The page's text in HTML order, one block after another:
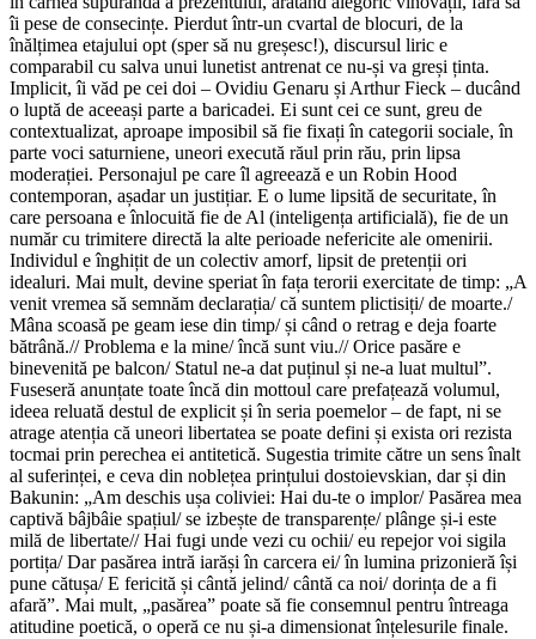
îi pese de consecințe. Pierdut într-un cvartal de blocuri, de la
înălțimea etajului opt (sper să nu greșesc!), discursul liric e
comparabil cu salva unui lunetist antrenat ce nu-și va greși ținta.
Implicit, îi văd pe cei doi – Ovidiu Genaru și Arthur Fieck – ducând
o luptă de aceeași parte a baricadei. Ei sunt cei ce sunt, greu de
contextualizat, aproape imposibil să fie fixați în categorii sociale, în
parte voci saturniene, uneori execută răul prin rău, prin lipsa
moderației. Personajul pe care îl agreează e un Robin Hood
contemporan, așadar un justițiar. E o lume lipsită de securitate, în
care persoana e înlocuită fie de Al (inteligența artificială), fie de un
număr cu trimitere directă la alte perioade nefericite ale omenirii.
Individul e înghițit de un colectiv amorf, lipsit de pretenții ori
idealuri. Mai mult, devine speriat în fața terorii exercitate de timp: „A
venit vre­mea să semnăm declarația/ că suntem plictisiți/ de moarte./
Mâna scoasă pe geam iese din timp/ și când o retrag e deja foarte
bătrână.// Problema e la mine/ încă sunt viu.// Orice pasăre e
binevenită pe balcon/ Statul ne-a dat puținul și ne-a luat multul”.
Fuseseră anunțate toate încă din mottoul care prefațează volumul,
ideea reluată destul de explicit și în seria poemelor – de fapt, ni se
atrage atenția că uneori libertatea se poate defini și exista ori rezista
tocmai prin perechea ei antitetică. Sugestia trimite către un sens înalt
al suferinței, e ceva din noblețea prințului dostoievskian, dar și din
Bakunin: „Am deschis ușa coliviei: Hai du-te o implor/ Pasărea mea
captivă bâjbâie spațiul/ se izbește de transparențe/ plânge și-i este
milă de libertate// Hai fugi unde vezi cu ochii/ eu repejor voi sigila
portița/ Dar pasărea intră iarăși în carcera ei/ în lumina prizonieră își
pune cătușa/ E fericită și cântă jelind/ cântă ca noi/ dorința de a fi
afară”. Mai mult, „pasărea” poate să fie consemnul pentru întreaga
atitudine poetică, o operă ce nu și-a dimensionat înțelesurile finale.